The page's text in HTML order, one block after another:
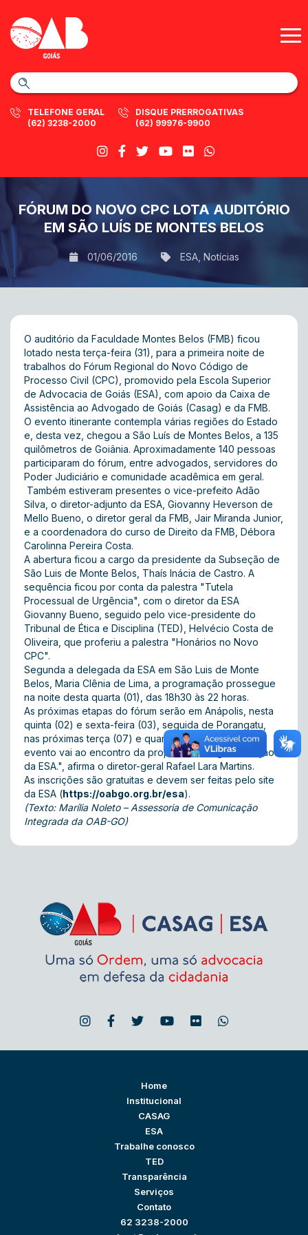
TELEFONE GERAL
(62) 3238-2000
DISQUE PRERROGATIVAS
(62) 99976-9900
FÓRUM DO NOVO CPC LOTA AUDITÓRIO
EM SÃO LUÍS DE MONTES BELOS
01/06/2016 ESA, Notícias
O auditório da Faculdade Montes Belos (FMB) ficou
lotado nesta terça-feira (31), para a primeira noite de
trabalhos do Fórum Regional do Novo Código de
Processo Civil (CPC), promovido pela Escola Superior
de Advocacia de Goiás (ESA), com apoio da Caixa de
Assistência ao Advogado de Goiás (Casag) e da FMB.
O evento itinerante contempla várias regiões do Estado
e, desta vez, chegou a São Luís de Montes Belos, a 135
quilômetros de Goiânia. Aproximadamente 140 pessoas
participaram do fórum, entre advogados, servidores do
Poder Judiciário e comunidade acadêmica em geral.
Também estiveram presentes o vice-prefeito Adão
Silva, o diretor-adjunto da ESA, Giovanny Heverson de
Mello Bueno, o diretor geral da FMB, Jair Miranda Junior,
e a coordenadora do curso de Direito da FMB, Débora
Carolinna Pereira Costa.
A abertura ficou a cargo da presidente da Subseção de
São Luis de Monte Belos, Thaís Inácia de Castro. A
sequência ficou por conta da palestra "Tutela
Processual de Urgência", com o diretor da ESA
Giovanny Bueno, seguido pelo vice-presidente do
Tribunal de Ética e Disciplina (TED), Helvécio Costa de
Oliveira, que proferiu a palestra "Honários no Novo
CPC".
Segunda a delegada da ESA em São Luis de Monte
Belos, Maria Clênia de Lima, a programação prossegue
na noite desta quarta (01), das 18h30 às 22 horas.
As próximas etapas do fórum serão em Anápolis, nesta
quinta (02) e sexta-feira (03), seguida de Porangatu,
nas próximas terça (07) e quarta-feira (08). "Esse
evento vai ao encontro da proposta de regionalização
da ESA.", afirma o diretor-geral Rafael Lara Martins.
As inscrições são gratuitas e devem ser feitas pelo site
da ESA (https://oabgo.org.br/esa).
(Texto: Marília Noleto – Assessoria de Comunicação
Integrada da OAB-GO)
Home
Institucional
CASAG
ESA
Trabalhe conosco
TED
Transparência
Serviços
Contato
62 3238-2000